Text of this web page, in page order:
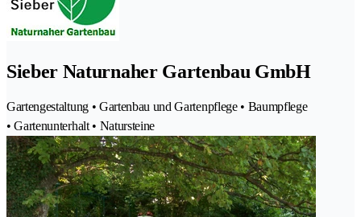
Sieber Naturnaher Gartenbau GmbH
Gartengestaltung • Gartenbau und Gartenpflege • Baumpflege
• Gartenunterhalt • Natursteine